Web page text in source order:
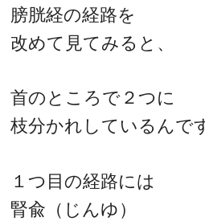
膀胱経の経路を
改めて見てみると、
首のところで２つに
枝分かれしているんで
１つ目の経路には
腎兪（じんゆ）